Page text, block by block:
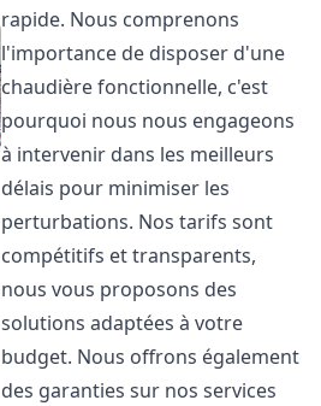
rapide. Nous comprenons
l'importance de disposer d'une
chaudière fonctionnelle, c'est
pourquoi nous nous engageons
à intervenir dans les meilleurs
délais pour minimiser les
perturbations. Nos tarifs sont
compétitifs et transparents,
nous vous proposons des
solutions adaptées à votre
budget. Nous offrons également
des garanties sur nos services